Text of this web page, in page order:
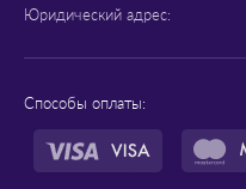
Юридический адрес:
Способы оплаты: